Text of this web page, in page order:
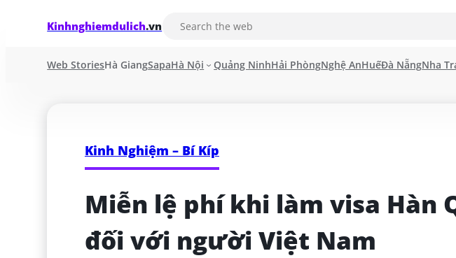
Kinhnghiemdulich.vn
Web StoriesHà GiangSapaHà Nội Quảng NinhHải PhòngNghệ AnHuếĐà NẵngNha
Kinh Nghiệm – Bí Kíp
Miễn lệ phí khi làm visa Hàn
đối với người Việt Nam